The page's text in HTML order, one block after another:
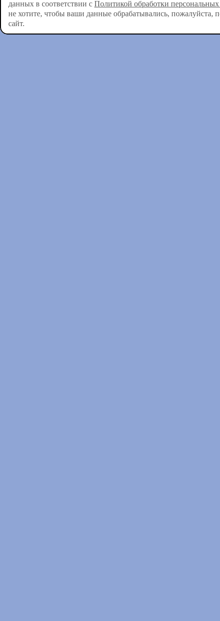
данных в соответствии с Политикой обработки
не хотите, чтобы ваши данные обрабатывались, пожалуйста,
сайт.